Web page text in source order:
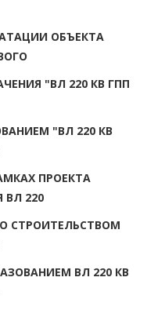
ОБЪЕКТА
"ВЛ 220 КВ ГПП
"ВЛ 220 КВ
ПРОЕКТА
ВЛ 220
СТРОИТЕЛЬСТВОМ
ВЛ 220 КВ